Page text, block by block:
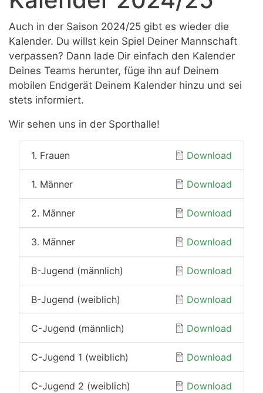
Auch in der Saison 2024/25 gibt es wieder die
Kalender. Du willst kein Spiel Deiner Mannschaft
verpassen? Dann lade Dir einfach den Kalender
Deines Teams herunter, füge ihn auf Deinem
mobilen Endgerät Deinem Kalender hinzu und sei
stets informiert.
Wir sehen uns in der Sporthalle!
1. Frauen Download
1. Männer Download
2. Männer Download
3. Männer Download
B-Jugend (männlich) Download
B-Jugend (weiblich) Download
C-Jugend (männlich) Download
C-Jugend 1 (weiblich) Download
C-Jugend 2 (weiblich) Download